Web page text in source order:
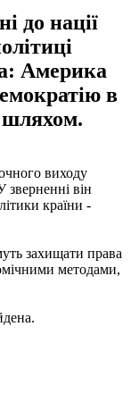
до нації
Америка
в
шляхом.
виходу
зверненні він
країни -
захищати права
методами,